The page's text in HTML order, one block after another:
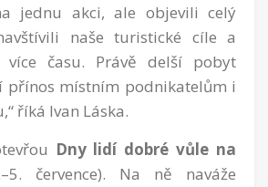
jednu akci, ale objevili celý
naše turistické cíle a
času. Právě delší pobyt
přínos místním podnikatelům i
říká Ivan Láska.
Dny lidí dobré vůle na
července). Na ně naváže